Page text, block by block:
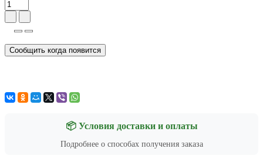
Сообщить когда появится
📦 Условия доставки и оплаты
Подробнее о способах получения заказа